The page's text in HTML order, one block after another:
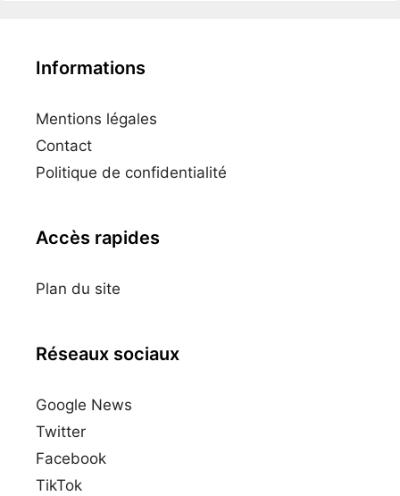
Informations
Mentions légales
Contact
Politique de confidentialité
Accès rapides
Plan du site
Réseaux sociaux
Google News
Twitter
Facebook
TikTok